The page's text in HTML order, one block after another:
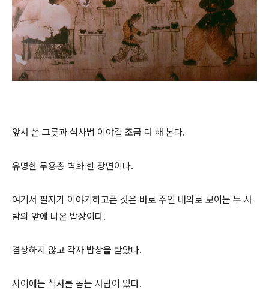
앞서 쓴 그릇과 식사법 이야길 조금 더 해 본다.
유명한 무용총 벽화 한 장면이다.
여기서 필자가 이야기하고픈 것은 바로 주인 내외로 보이는 두 사
람의 앞에 나온 밥상이다.
겸상하지 않고 각자 밥상을 받았다.
사이에는 식사를 돕는 사람이 있다.